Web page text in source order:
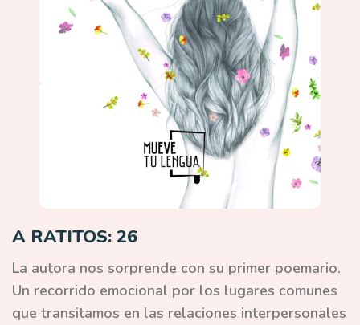
A RATITOS: 26
La autora nos sorprende con su primer poemario.
Un recorrido emocional por los lugares comunes
que transitamos en las relaciones interpersonales